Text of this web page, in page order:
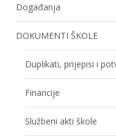
Događanja
DOKUMENTI ŠKOLE
Duplikati, prijepisi i
Financije
Službeni akti škole